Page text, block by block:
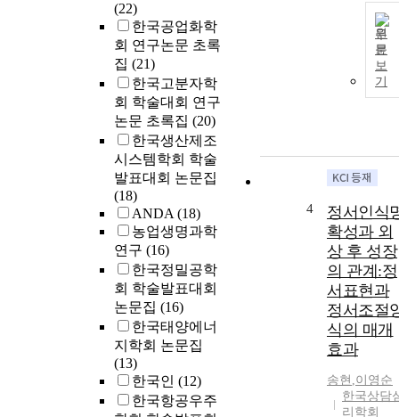
(22)
한국공업화학
회 연구논문 초록
집 (21)
한국고분자학
회 학술대회 연구
논문 초록집 (20)
한국생산제조
시스템학회 학술
발표대회 논문집
(18)
ANDA(18)
농업생명과학
연구 (16)
한국정밀공학
회 학술발표대회
논문집 (16)
한국태양에너
지학회 논문집
(13)
한국인 (12)
한국항공우주
원
문
보
기
4
정서인식
확성과 외
상 후 성장
의 관계:정
서표현과
정서조절
식의 매개
효과
송현 ,이영순
한국상담
리학회